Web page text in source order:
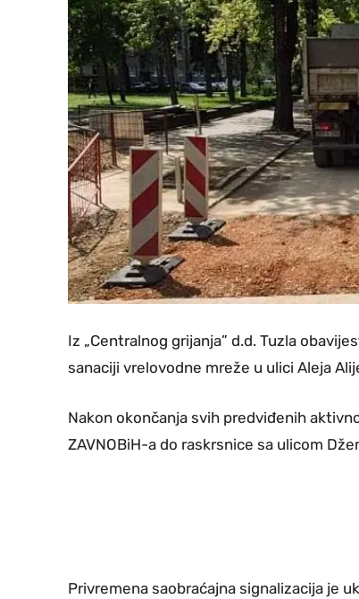
Iz „Centralnog grijanja” d.d. Tuzla
sanaciji vrelovodne mreže u ulici Aleja
Nakon okončanja svih predviđenih
ZAVNOBiH-a do raskrsnice sa ulicom
Privremena saobraćajna signalizacija je